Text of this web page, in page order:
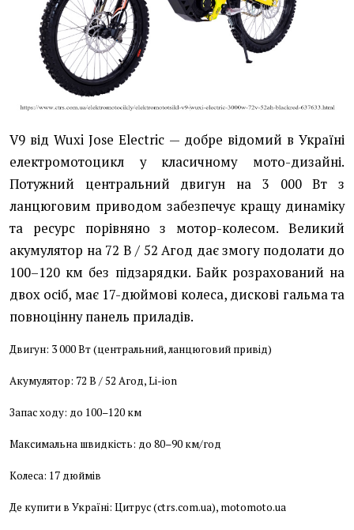
V9 від Wuxi Jose Electric — добре відомий в Україні
електромотоцикл у класичному мото-дизайні.
Потужний центральний двигун на 3 000 Вт з
ланцюговим приводом забезпечує кращу динаміку
та ресурс порівняно з мотор-колесом. Великий
акумулятор на 72 В / 52 Агод дає змогу подолати до
100–120 км без підзарядки. Байк розрахований на
двох осіб, має 17-дюймові колеса, дискові гальма та
повноцінну панель приладів.
Двигун: 3 000 Вт (центральний, ланцюговий привід)
Акумулятор: 72 В / 52 Агод, Li-ion
Запас ходу: до 100–120 км
Максимальна швидкість: до 80–90 км/год
Колеса: 17 дюймів
Де купити в Україні: Цитрус (ctrs.com.ua), motomoto.ua